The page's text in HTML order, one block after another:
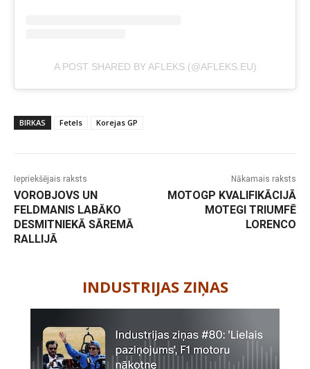
A POST SHARED BY AFLEKS (@AFLEKS.EU)
BIRKAS Fetels Korejas GP
Iepriekšējais raksts
VOROBJOVS UN
FELDMANIS LABĀKO
DESMITNIEKĀ SĀREMĀ
RALLIJĀ
Nākamais raksts
MOTOGP KVALIFIKĀCIJĀ
MOTEGI TRIUMFĒ
LORENCO
INDUSTRIJAS ZIŅAS